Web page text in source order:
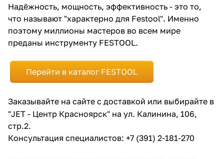
Надёжность, мощность, эффективность - это то,
что называют "характерно для Festool". Именно
поэтому миллионы мастеров во всем мире
преданы инструменту FESTOOL.
Перейти в каталог FESTOOL
Заказывайте на сайте с доставкой или выбирайте в
"JET - Центр Красноярск" на ул. Калинина, 106,
стр.2.
Консультация специалистов: +7 (391) 2-181-270